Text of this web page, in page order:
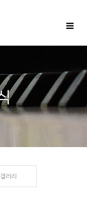
Toggle
갤러리